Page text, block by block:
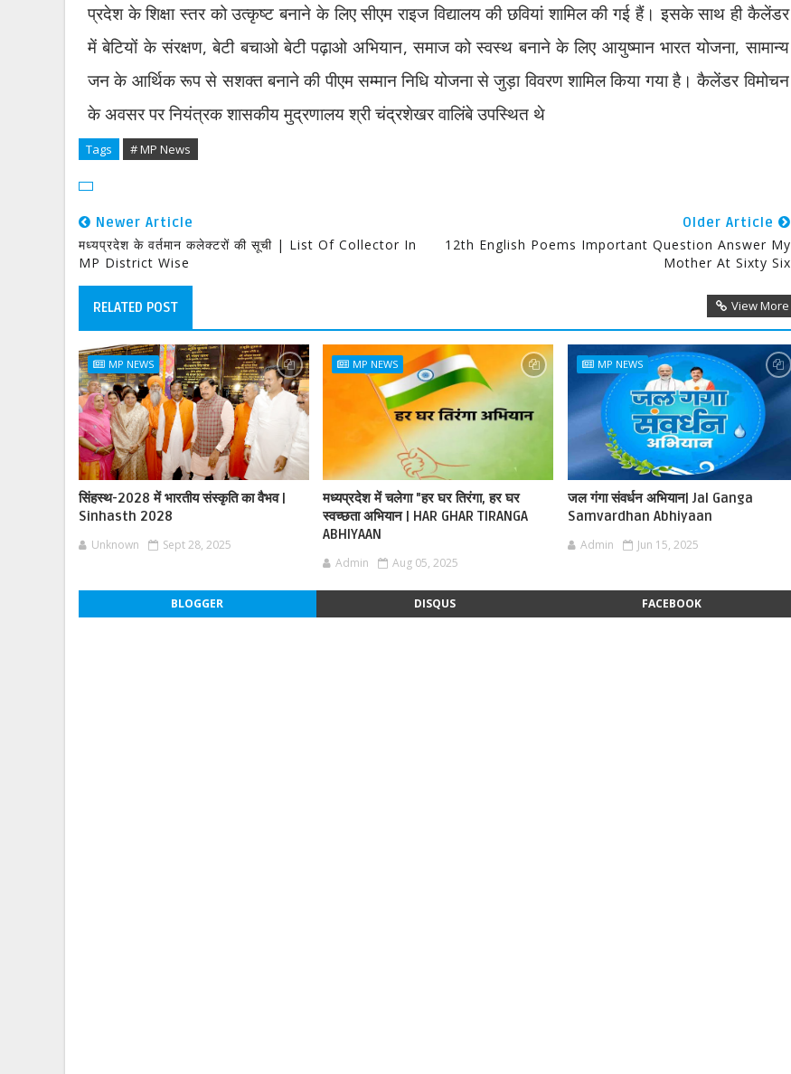
प्रदेश के शिक्षा स्तर को उत्कृष्ट बनाने के लिए सीएम राइज विद्यालय की छवियां शामिल की गई हैं। इसके साथ ही कैलेंडर
में बेटियों के संरक्षण,बेटी बचाओ बेटी पढ़ाओ अभियान,समाज को स्वस्थ बनाने के लिए आयुष्मान भारत योजना,सामान्य
जन के आर्थिक रूप से सशक्त बनाने की पीएम सम्मान निधि योजना से जुड़ा विवरण शामिल किया गया है। कैलेंडर विमोचन
के अवसर पर नियंत्रक शासकीय मुद्रणालय श्री चंद्रशेखर वालिंबे उपस्थित थे
Tags # MP News
Newer Article
मध्यप्रदेश के वर्तमान कलेक्टरों की सूची | List Of Collector In
MP District Wise
Older Article
12th English Poems Important Question Answer My
Mother At Sixty Six
RELATED POST View More
MP NEWS
सिंहस्थ-2028 में भारतीय संस्कृति का वैभव |
Sinhasth 2028
Unknown Sept 28, 2025
MP NEWS
मध्यप्रदेश में चलेगा "हर घर तिरंगा, हर घर
स्वच्छता अभियान | HAR GHAR TIRANGA
ABHIYAAN
Admin Aug 05, 2025
MP NEWS
जल गंगा संवर्धन अभियान| Jal Ganga
Samvardhan Abhiyaan
Admin Jun 15, 2025
BLOGGER DISQUS FACEBOOK